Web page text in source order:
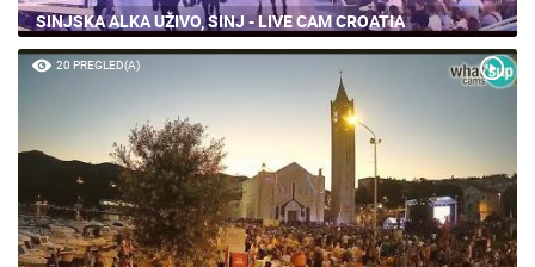
SINJSKA ALKA UŽIVO, SINJ - LIVE CAM CROATIA
20 PREGLED(A)